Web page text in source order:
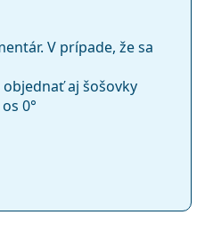
V prípade, že sa
aj šošovky
0°